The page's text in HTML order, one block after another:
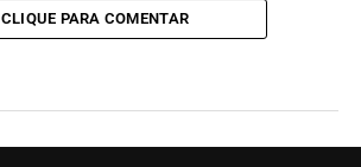
CLIQUE PARA COMENTAR